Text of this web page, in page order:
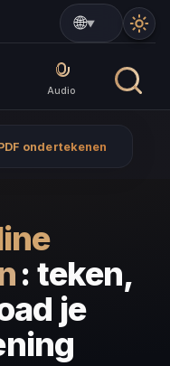
Audio
▼
ondertekenen
: teken,
je